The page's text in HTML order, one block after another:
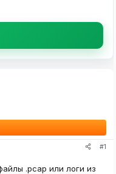
#1
.pcap или логи из